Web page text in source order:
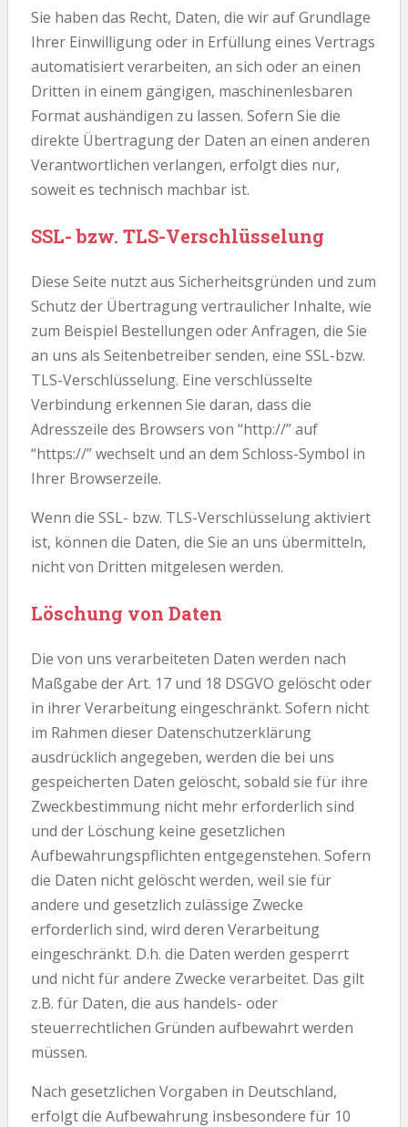
Sie haben das Recht, Daten, die wir auf Grundlage
Ihrer Einwilligung oder in Erfüllung eines Vertrags
automatisiert verarbeiten, an sich oder an einen
Dritten in einem gängigen, maschinenlesbaren
Format aushändigen zu lassen. Sofern Sie die
direkte Übertragung der Daten an einen anderen
Verantwortlichen verlangen, erfolgt dies nur,
soweit es technisch machbar ist.
SSL- bzw. TLS-Verschlüsselung
Diese Seite nutzt aus Sicherheitsgründen und zum
Schutz der Übertragung vertraulicher Inhalte, wie
zum Beispiel Bestellungen oder Anfragen, die Sie
an uns als Seitenbetreiber senden, eine SSL-bzw.
TLS-Verschlüsselung. Eine verschlüsselte
Verbindung erkennen Sie daran, dass die
Adresszeile des Browsers von “http://” auf
“https://” wechselt und an dem Schloss-Symbol in
Ihrer Browserzeile.
Wenn die SSL- bzw. TLS-Verschlüsselung aktiviert
ist, können die Daten, die Sie an uns übermitteln,
nicht von Dritten mitgelesen werden.
Löschung von Daten
Die von uns verarbeiteten Daten werden nach
Maßgabe der Art. 17 und 18 DSGVO gelöscht oder
in ihrer Verarbeitung eingeschränkt. Sofern nicht
im Rahmen dieser Datenschutzerklärung
ausdrücklich angegeben, werden die bei uns
gespeicherten Daten gelöscht, sobald sie für ihre
Zweckbestimmung nicht mehr erforderlich sind
und der Löschung keine gesetzlichen
Aufbewahrungspflichten entgegenstehen. Sofern
die Daten nicht gelöscht werden, weil sie für
andere und gesetzlich zulässige Zwecke
erforderlich sind, wird deren Verarbeitung
eingeschränkt. D.h. die Daten werden gesperrt
und nicht für andere Zwecke verarbeitet. Das gilt
z.B. für Daten, die aus handels- oder
steuerrechtlichen Gründen aufbewahrt werden
müssen.
Nach gesetzlichen Vorgaben in Deutschland,
erfolgt die Aufbewahrung insbesondere für 10